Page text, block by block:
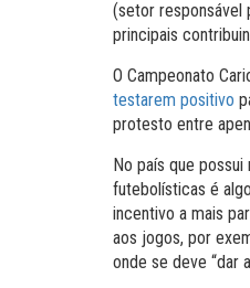
(setor responsável
principais
O Campeonato
testarem positivo
protesto entre
No país que
futebolísticas é
incentivo a mais
aos jogos, por
onde se deve “dar